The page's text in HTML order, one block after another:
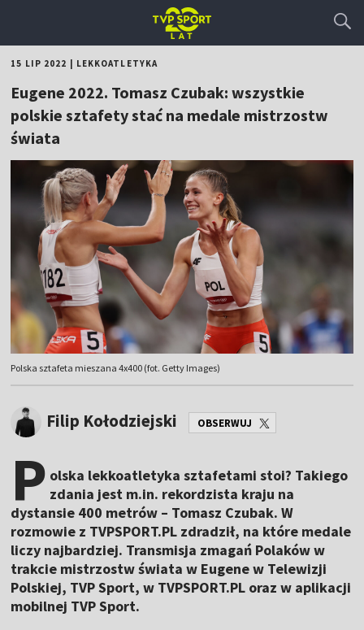
15 LIP 2022 LEKKOATLETYKA
Eugene 2022. Tomasz Czubak: wszystkie
polskie sztafety stać na medale mistrzostw
świata
Polska sztafeta mieszana 4x400 (fot. Getty Images)
Filip Kołodziejski OBSERWUJ
P olska lekkoatletyka sztafetami stoi? Takiego
zdania jest m.in. rekordzista kraju na
dystansie 400 metrów – Tomasz Czubak. W
rozmowie z TVPSPORT.PL zdradził, na które medale
liczy najbardziej. Transmisja zmagań Polaków w
trakcie mistrzostw świata w Eugene w Telewizji
Polskiej, TVP Sport, w TVPSPORT.PL oraz w aplikacji
mobilnej TVP Sport.